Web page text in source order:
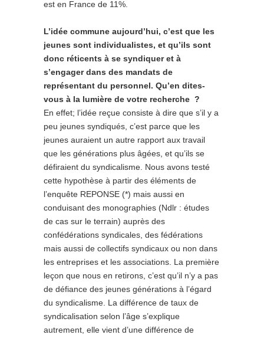
est en France de 11%.
L’idée commune aujourd’hui, c’est que les
jeunes sont individualistes, et qu’ils sont
donc réticents à se syndiquer et à
s’engager dans des mandats de
représentant du personnel. Qu’en dites-
vous à la lumière de votre recherche ?
En effet; l’idée reçue consiste à dire que s’il y a
peu jeunes syndiqués, c’est parce que les
jeunes auraient un autre rapport aux travail
que les générations plus âgées, et qu’ils se
défiraient du syndicalisme. Nous avons testé
cette hypothèse à partir des éléments de
l’enquête REPONSE (*) mais aussi en
conduisant des monographies (Ndlr : études
de cas sur le terrain) auprès des
confédérations syndicales, des fédérations
mais aussi de collectifs syndicaux ou non dans
les entreprises et les associations. La première
leçon que nous en retirons, c’est qu’il n’y a pas
de défiance des jeunes générations à l’égard
du syndicalisme. La différence de taux de
syndicalisation selon l’âge s’explique
autrement, elle vient d’une différence de